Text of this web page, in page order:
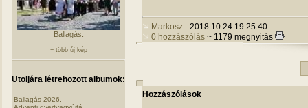
Ballagás.
+ több új kép
Utoljára létrehozott albumok:
Ballagás 2026.
Markosz - 2018.10.24 19:25:40
0 hozzászólás ~ 1179 megnyitás
Hozzászólások